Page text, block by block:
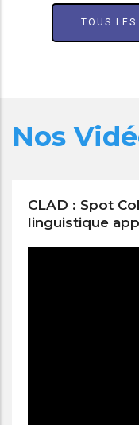
TOUS
Nos
CLAD : Spot
linguistique